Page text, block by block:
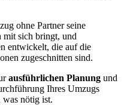
ohne Partner seine
mit sich bringt, und
entwickelt, die auf die
zugeschnitten sind.
ausführlichen Planung und
Ihres Umzugs
was nötig ist.